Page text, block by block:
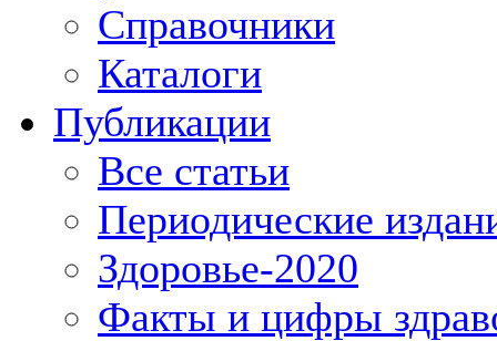
Справочники
Каталоги
Публикации
Все статьи
Периодические
Здоровье-2020
Факты и цифры